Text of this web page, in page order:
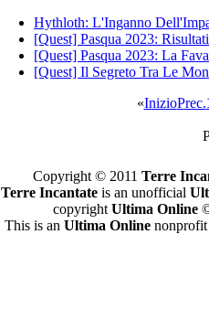
Hythloth: L'Inganno
[Quest] Pasqua 2023: Risultati
[Quest] Pasqua 2023: La
[Quest] Il Segreto Tra Le
«InizioPrec.
Copyright © 2011 Terre
Terre Incantate is an unofficial
copyright Ultima Online©
This is an Ultima Online